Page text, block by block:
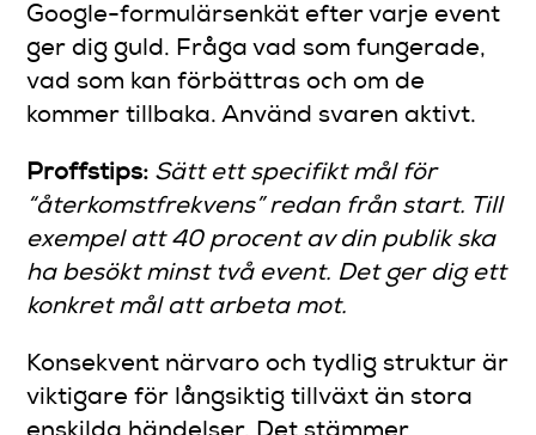
Google-formulärsenkät efter varje event
ger dig guld. Fråga vad som fungerade,
vad som kan förbättras och om de
kommer tillbaka. Använd svaren aktivt.
Proffstips: Sätt ett specifikt mål för
“återkomstfrekvens” redan från start. Till
exempel att 40 procent av din publik ska
ha besökt minst två event. Det ger dig ett
konkret mål att arbeta mot.
Konsekvent närvaro och tydlig struktur är
viktigare för långsiktig tillväxt än stora